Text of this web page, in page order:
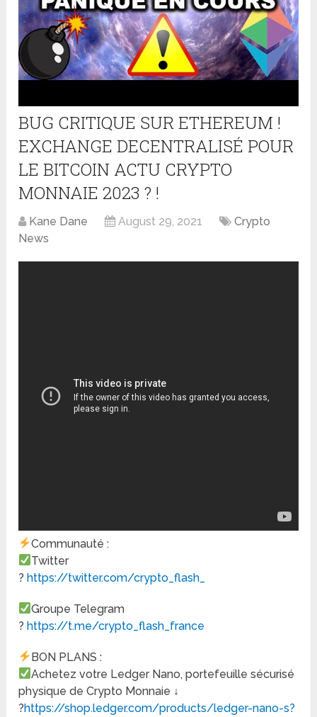
BUG CRITIQUE SUR ETHEREUM !
EXCHANGE DECENTRALISÉ POUR
LE BITCOIN ACTU CRYPTO
MONNAIE 2023 ? !
Kane Dane August 29, 2021
Crypto
News
Communauté :
Twitter
?https://twitter.com/crypto_flash_
Groupe Telegram
?https://t.me/crypto_flash_france
BON PLANS :
Achetez votre Ledger Nano, portefeuille sécurisé
physique de Crypto Monnaie ↓
?https://shop.ledger.com/products/ledger-nano-s?